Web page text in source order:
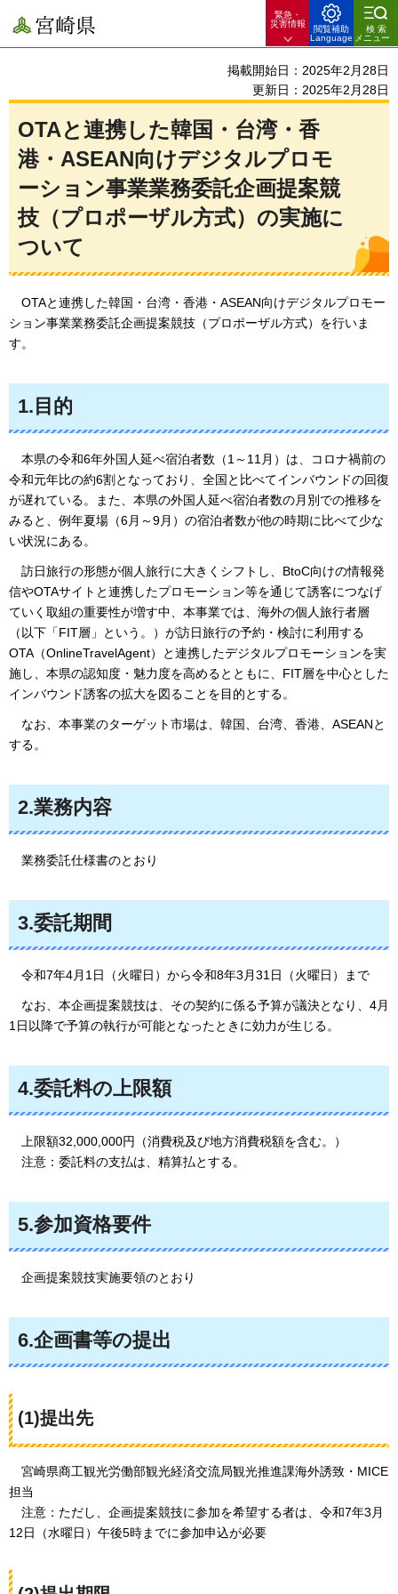
宮崎県
緊急・
災害情報
閲覧補助
Language
検索
メニュー
掲載開始日：2025年2月28日
更新日：2025年2月28日
OTAと連携した韓国・台湾・香
港・ASEAN向けデジタルプロモ
ーション事業業務委託企画提案競
技（プロポーザル方式）の実施に
ついて
OTAと連携した韓国・台湾・香港・ASEAN向けデジタルプロモー
ション事業業務委託企画提案競技（プロポーザル方式）を行いま
す。
1.目的
本県の令和6年外国人延べ宿泊者数（1～11月）は、コロナ禍前の
令和元年比の約6割となっており、全国と比べてインバウンドの回復
が遅れている。また、本県の外国人延べ宿泊者数の月別での推移を
みると、例年夏場（6月～9月）の宿泊者数が他の時期に比べて少な
い状況にある。
訪日旅行の形態が個人旅行に大きくシフトし、BtoC向けの情報発
信やOTAサイトと連携したプロモーション等を通じて誘客につなげ
ていく取組の重要性が増す中、本事業では、海外の個人旅行者層
（以下「FIT層」という。）が訪日旅行の予約・検討に利用する
OTA（OnlineTravelAgent）と連携したデジタルプロモーションを実
施し、本県の認知度・魅力度を高めるとともに、FIT層を中心とした
インバウンド誘客の拡大を図ることを目的とする。
なお、本事業のターゲット市場は、韓国、台湾、香港、ASEANと
する。
2.業務内容
業務委託仕様書のとおり
3.委託期間
令和7年4月1日（火曜日）から令和8年3月31日（火曜日）まで
なお、本企画提案競技は、その契約に係る予算が議決となり、4月
1日以降で予算の執行が可能となったときに効力が生じる。
4.委託料の上限額
上限額32,000,000円（消費税及び地方消費税額を含む。）
注意：委託料の支払は、精算払とする。
5.参加資格要件
企画提案競技実施要領のとおり
6.企画書等の提出
(1)提出先
宮崎県商工観光労働部観光経済交流局観光推進課海外誘致・MICE
担当
注意：ただし、企画提案競技に参加を希望する者は、令和7年3月
12日（水曜日）午後5時までに参加申込が必要